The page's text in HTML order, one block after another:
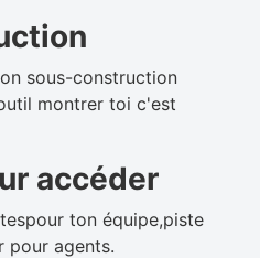
sous-construction
montrer toi c'est
accéder
ton équipe,piste
pour agents.